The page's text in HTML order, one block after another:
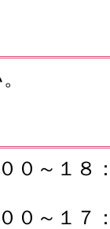
１８：
～１７：